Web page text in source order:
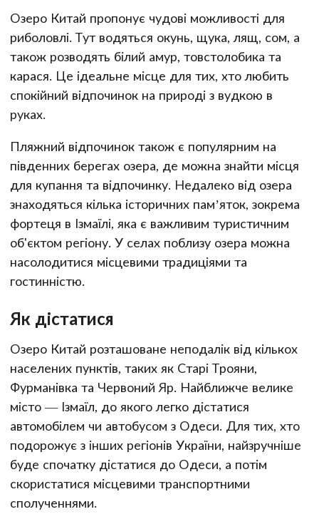
Озеро Китай пропонує чудові можливості для
риболовлі. Тут водяться окунь, щука, лящ, сом, а
також розводять білий амур, товстолобика та
карася. Це ідеальне місце для тих, хто любить
спокійний відпочинок на природі з вудкою в
руках.
Пляжний відпочинок також є популярним на
південних берегах озера, де можна знайти місця
для купання та відпочинку. Недалеко від озера
знаходяться кілька історичних пам’яток, зокрема
фортеця в Ізмаїлі, яка є важливим туристичним
об'єктом регіону. У селах поблизу озера можна
насолодитися місцевими традиціями та
гостинністю.
Як дістатися
Озеро Китай розташоване неподалік від кількох
населених пунктів, таких як Старі Трояни,
Фурманівка та Червоний Яр. Найближче велике
місто — Ізмаїл, до якого легко дістатися
автомобілем чи автобусом з Одеси. Для тих, хто
подорожує з інших регіонів України, найзручніше
буде спочатку дістатися до Одеси, а потім
скористатися місцевими транспортними
сполученнями.